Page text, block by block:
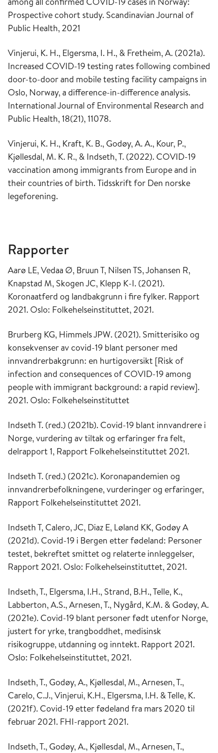
Prospective cohort study. Scandinavian Journal of
Public Health, 2021
Vinjerui, K. H., Elgersma, I. H., & Fretheim, A. (2021a).
Increased COVID-19 testing rates following combined
door-to-door and mobile testing facility campaigns in
Oslo, Norway, a difference-in-difference analysis.
International Journal of Environmental Research and
Public Health,18(21), 11078.
Vinjerui, K. H., Kraft, K. B., Godøy, A. A., Kour, P.,
Kjøllesdal, M. K. R., & Indseth, T. (2022). COVID-19
vaccination among immigrants from Europe and in
their countries of birth.Tidsskrift for Den norske
legeforening.
Rapporter
Aarø LE, Vedaa Ø, Bruun T, Nilsen TS, Johansen R,
Knapstad M, Skogen JC, Klepp K-I. (2021).
Koronaatferd og landbakgrunn i fire fylker. Rapport
2021. Oslo: Folkehelseinstituttet, 2021.
Brurberg KG, Himmels JPW. (2021). Smitterisiko og
konsekvenser av covid-19 blant personer med
innvandrerbakgrunn: en hurtigoversikt [Risk of
infection and consequences of COVID-19 among
people with immigrant background: a rapid review].
2021. Oslo: Folkehelseinstituttet
Indseth T. (red.) (2021b). Covid-19 blant innvandrere i
Norge, vurdering av tiltak og erfaringer fra felt,
delrapport 1, Rapport Folkehelseinstituttet 2021.
Indseth T. (red.) (2021c). Koronapandemien og
innvandrerbefolkningene, vurderinger og erfaringer,
Rapport Folkehelseinstituttet 2021.
Indseth T, Calero, JC, Diaz E, Løland KK, Godøy A
(2021d). Covid-19 i Bergen etter fødeland: Personer
testet, bekreftet smittet og relaterte innleggelser,
Rapport 2021. Oslo: Folkehelseinstituttet, 2021.
Indseth, T., Elgersma, I.H., Strand, B.H., Telle, K.,
Labberton, A.S., Arnesen, T., Nygård, K.M. & Godøy, A.
(2021e). Covid-19 blant personer født utenfor Norge,
justert for yrke, trangboddhet, medisinsk
risikogruppe, utdanning og inntekt. Rapport 2021.
Oslo: Folkehelseinstituttet, 2021.
Indseth, T., Godøy, A., Kjøllesdal, M., Arnesen, T.,
Carelo, C.J., Vinjerui, K.H., Elgersma, I.H. & Telle, K.
(2021f). Covid-19 etter fødeland fra mars 2020 til
februar 2021. FHI-rapport 2021.
Indseth, T., Godøy, A., Kjøllesdal, M., Arnesen, T.,